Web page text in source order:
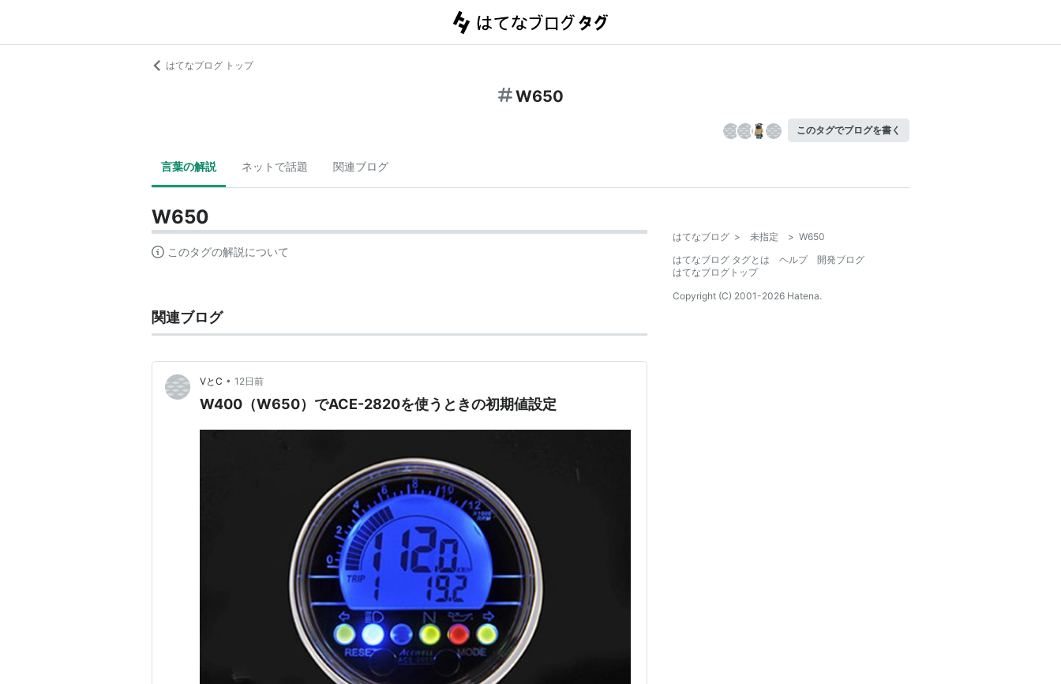
はてなブログ トップ
W650
このタグでブログを書く
言葉の解説 ネットで話題 関連ブログ
W650
このタグの解説について
関連ブログ
VとC • 12日前
W400（W650）でACE-2820を使うときの初期値設定
はてなブログ > 未指定 > W650
はてなブログ タグとは
ヘルプ
開発ブログ
はてなブログトップ
Copyright (C) 2001-2026 Hatena.